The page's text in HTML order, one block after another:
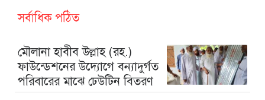
সর্বাধিক পঠিত
মৌলানা হাবীব উল্লাহ (রহ.)
ফাউন্ডেশনের উদ্যোগে বন্যাদুর্গত
পরিবারের মাঝে ঢেউটিন বিতরণ